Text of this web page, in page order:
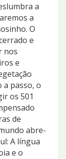
a
a
O
e
nos
e
a passo, o
os 501
de
abre-
A língua
e o